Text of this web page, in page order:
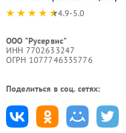
4.9-5.0
ООО "Русервис"
ИНН 7702633247
ОГРН 1077746335776
Поделиться в соц. сетях: